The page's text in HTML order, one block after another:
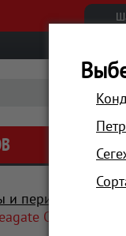
АКЦИИ
периферия
Original